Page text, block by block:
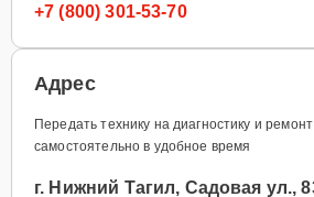
+7 (800) 301-53-70
Адрес
Передать технику на диагностику и
самостоятельно в удобное время
г. Нижний Тагил, Садовая ул.,